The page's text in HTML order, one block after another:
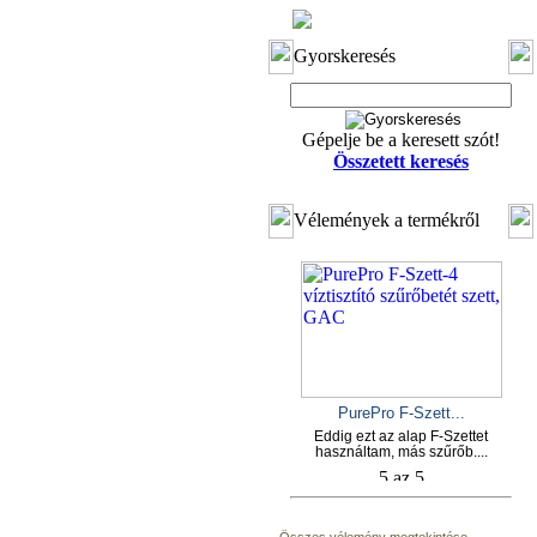
Gyorskeresés
Gépelje be a keresett szót!
Összetett keresés
Vélemények a termékről
PurePro F-Szett...
Eddig ezt az alap F-Szettet
használtam, más szűrőb....